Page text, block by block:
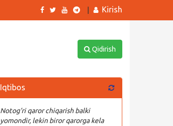
Kirish
Qidirish
Iqtibos
Notog’ri qaror chiqarish balki
yomondir, lekin biror qarorga kela